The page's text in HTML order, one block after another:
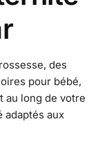
des
pour bébé,
au long de votre
adaptés aux